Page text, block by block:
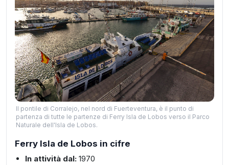
Il pontile di Corralejo, nel nord di Fuerteventura, è il punto di
partenza di tutte le partenze di Ferry Isla de Lobos verso il Parco
Naturale dell'Isla de Lobos.
Ferry Isla de Lobos in cifre
In attività dal: 1970